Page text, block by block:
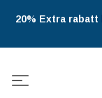
20% Extra rabatt